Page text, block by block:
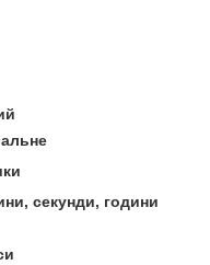
секунди, години